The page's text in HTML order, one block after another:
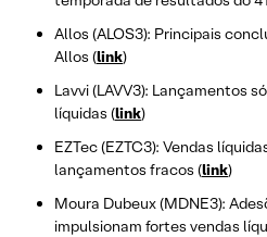
Allos (ALOS3): Principais
Allos (link)
Lavvi (LAVV3): Lançamentos
líquidas (link)
EZTec (EZTC3): Vendas
lançamentos fracos (link)
Moura Dubeux (MDNE3):
impulsionam fortes vendas